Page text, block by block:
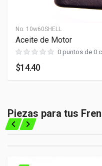
No. 10w60SHELL
Aceite de Motor
0 puntos de 0
$14.40
Piezas para tus